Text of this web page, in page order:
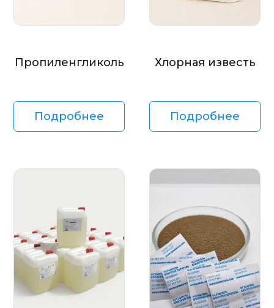
Пропиленгликоль
Подробнее
Хлорная известь
Подробнее